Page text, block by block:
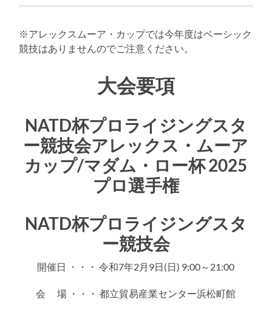
※アレックスムーア・カップでは今年度はベーシック
競技はありませんのでご注意ください。
大会要項
NATD杯プロライジングスタ
ー競技会アレックス・ムーア
カップ/マダム・ロー杯 2025
プロ選手権
NATD杯プロライジングスタ
ー競技会
開催日 ・・・ 令和7年2月9日(日) 9:00～21:00
会 場 ・・・ 都立貿易産業センター浜松町館